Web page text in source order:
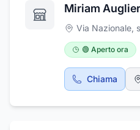
Via Nazionale,
🟢 Aperto ora
Chiama